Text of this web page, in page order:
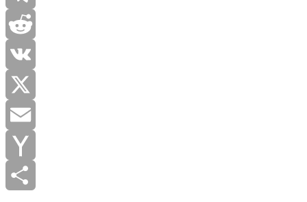
Telegram
Reddit
VK
X
Email
Yahoo